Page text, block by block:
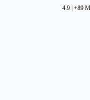
4.9 | +89